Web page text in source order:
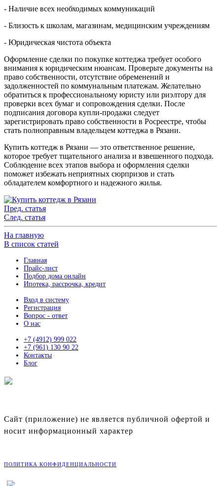
- Наличие всех необходимых коммуникаций
- Близость к школам, магазинам, медицинским учреждениям
- Юридическая чистота объекта
Оформление сделки по покупке коттеджа требует особого
внимания к юридическим нюансам. Проверьте документы на
право собственности, отсутствие обременений и
задолженностей по коммунальным платежам. Желательно
обратиться к профессиональному юристу или риэлтору для
проверки всех бумаг и сопровождения сделки. После
подписания договора купли-продажи следует
зарегистрировать право собственности в Росреестре, чтобы
стать полноправным владельцем коттеджа в Рязани.
Купить коттедж в Рязани — это ответственное решение,
которое требует тщательного анализа и взвешенного подхода.
Соблюдение всех этапов выбора и оформления сделки
поможет избежать неприятных сюрпризов и стать
обладателем комфортного и надежного жилья.
Пред. статья
След. статья
На главную
В список статей
Главная
Прайс-лист
Подбор дома онлайн
Ипотека, рассрочка, кредит
Вход в систему
Регистрация
Вопрос - ответ
О нас
+7 (4912) 999 022
+7 (961) 130 90 22
Контакты
Блог
Сайт (приложение) не является публичной офертой и
носит информационный характер
ПОЛИТИКА КОНФИДЕНЦИАЛЬНОСТИ